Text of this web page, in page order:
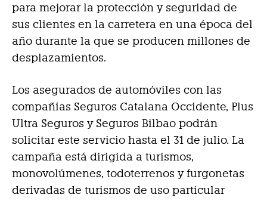
para mejorar la protección y seguridad de
sus clientes en la carretera en una época del
año durante la que se producen millones de
desplazamientos.
Los asegurados de automóviles con las
compañías Seguros Catalana Occidente, Plus
Ultra Seguros y Seguros Bilbao podrán
solicitar este servicio hasta el 31 de julio. La
campaña está dirigida a turismos,
monovolúmenes, todoterrenos y furgonetas
derivadas de turismos de uso particular